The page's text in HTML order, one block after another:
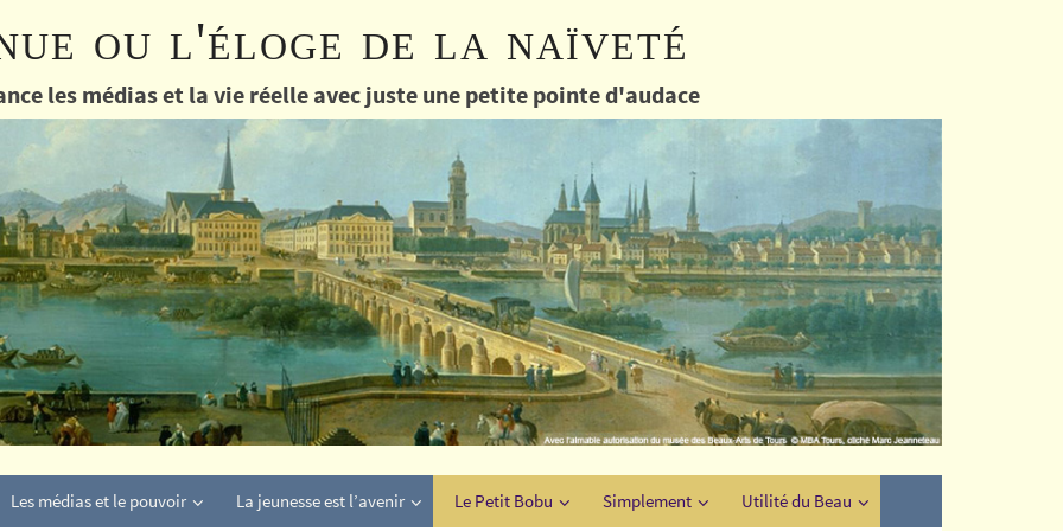
ou l'éloge de la naïveté
les médias et la vie réelle avec juste une petite pointe d'audace
Les médias et le pouvoir La jeunesse est l’avenir Le Petit Bobu Simplement Utilité du Beau